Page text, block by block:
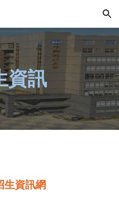
Skip to navigation
資訊
生資訊網